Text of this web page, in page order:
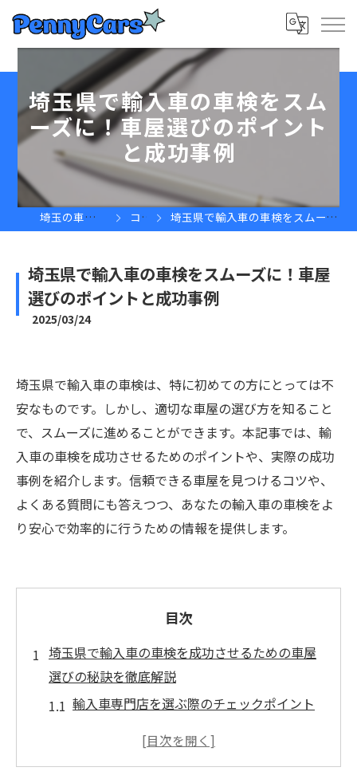
埼玉県で輸入車の車検をスム
ーズに！車屋選びのポイント
と成功事例
埼玉の車屋ならPennyCars コラム 埼玉県で輸入車の車検をスムーズに！車屋選びのポイントと成功事例
埼玉県で輸入車の車検をスムーズに！車屋
選びのポイントと成功事例
2025/03/24
埼玉県で輸入車の車検は、特に初めての方にとっては不
安なものです。しかし、適切な車屋の選び方を知ること
で、スムーズに進めることができます。本記事では、輸
入車の車検を成功させるためのポイントや、実際の成功
事例を紹介します。信頼できる車屋を見つけるコツや、
よくある質問にも答えつつ、あなたの輸入車の車検をよ
り安心で効率的に行うための情報を提供します。
目次
埼玉県で輸入車の車検を成功させるための車屋
選びの秘訣を徹底解説
輸入車専門店を選ぶ際のチェックポイント
技術力の高さを見極める方法